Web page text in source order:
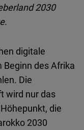
2030
digitale
Beginn des Afrika
Die
wird nur das
die
2030